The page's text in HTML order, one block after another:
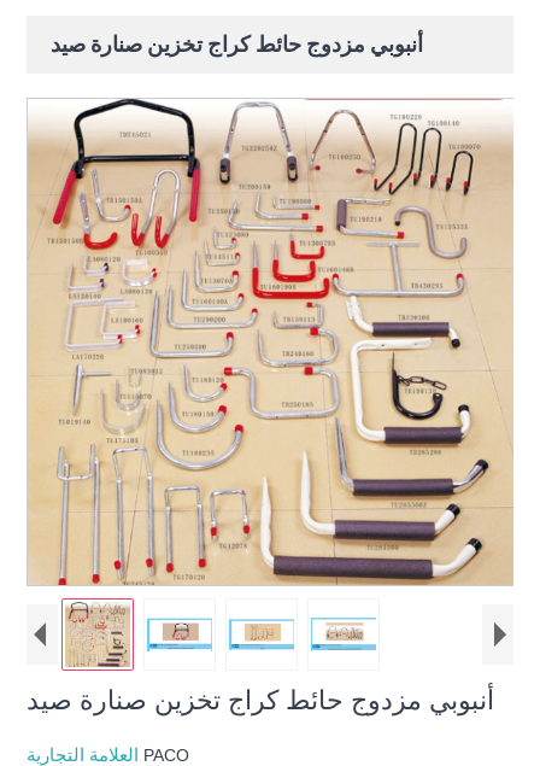
أنبوبي مزدوج حائط كراج تخزين صنارة صيد
أنبوبي مزدوج حائط كراج تخزين صنارة صيد
PACO